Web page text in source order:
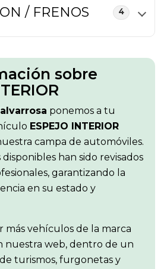
/ FRENOS 4
sobre
ponemos a tu
ESPEJO INTERIOR
campa de automóviles.
disponibles han sido revisados
garantizando la
en su estado y
más vehículos de la marca
nuestra web, dentro de un
turismos, furgonetas y